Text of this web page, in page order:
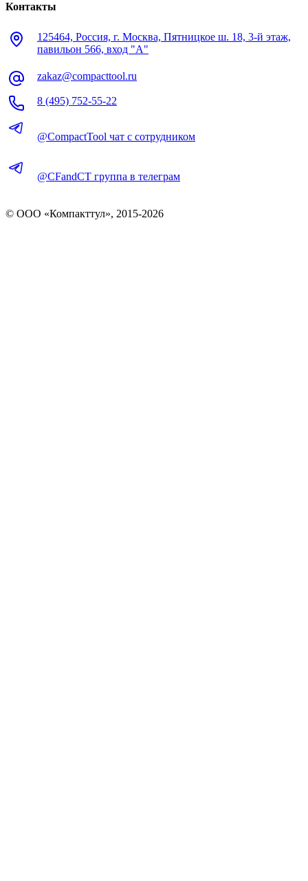
Контакты
125464, Россия, г. Москва, Пятницкое ш. 18, 3-й этаж,
павильон 566, вход "А"
zakaz@compacttool.ru
8 (495) 752-55-22
@CompactTool чат с сотрудником
@CFandCT группа в телеграм
© OOO «Компакттул», 2015-2026